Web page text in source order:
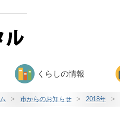
くらしの情報
> 市からのお知らせ > 2018年 >